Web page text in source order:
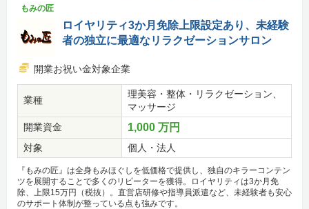
もみの匠
ロイヤリティ3か月免除上限設定あり、未経験
者の独立に最適なリラクゼーションサロン
開業お祝い金対象企業
業種
理美容・整体・リラクゼーション、
マッサージ
開業資金
1,000 万円
対象 個人・法人
『もみの匠』は全身もみほぐしを低価格で提供し、独自のキラーコンテン
ツを展開することで多くのリピーターを獲得。ロイヤリティは3か月免
除、上限15万円（税抜）。直営店研修や指導員派遣など、未経験者も安心
のサポート体制が整っている点も強みです。